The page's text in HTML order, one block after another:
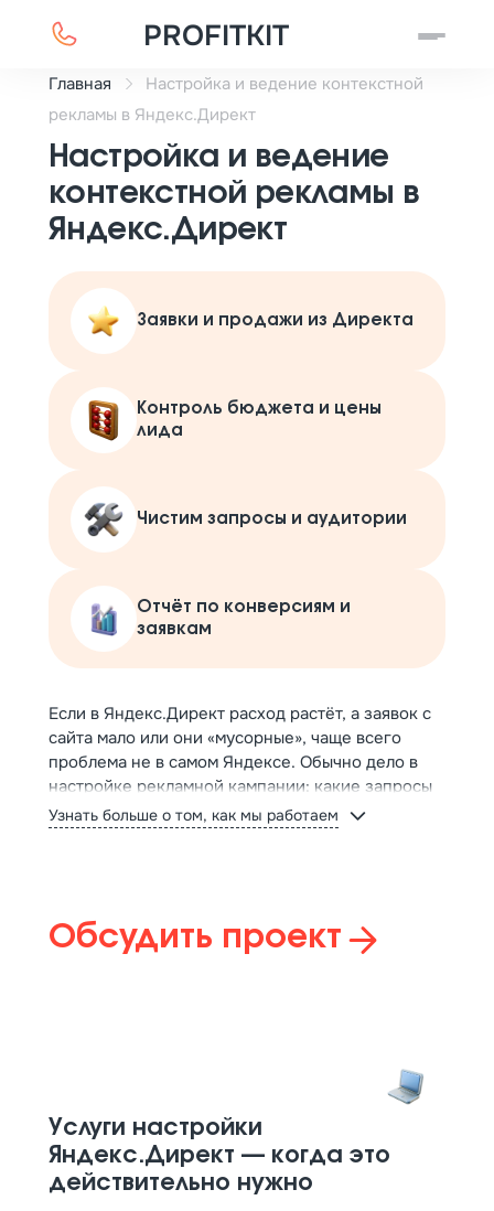
PROFITKIT
Главная
Настройка и ведение контекстной
рекламы в Яндекс.Директ
Настройка и ведение
контекстной рекламы в
Яндекс.Директ
Заявки и продажи из Директа
Контроль бюджета и цены
лида
Чистим запросы и аудитории
Отчёт по конверсиям и
заявкам
Если в Яндекс.Директ расход растёт, а заявок с
сайта мало или они «мусорные», чаще всего
проблема не в самом Яндексе. Обычно дело в
настройке рекламной кампании: какие запросы
и аудитории выбраны, как оформлены
объявления, куда ведёт трафик и что ждет
Ещё один частый сценарий, это «чёрный ящик»:
и непонятно, как в итоге получить стабильные
Контекстная реклама в Яндекс.Директ — один из
самых быстрых способов получить трафик на
сайт и новых клиентов уже в первый месяц.
Узнать больше о том, как мы работаем
Обсудить проект
Услуги настройки
Яндекс.Директ — когда это
действительно нужно